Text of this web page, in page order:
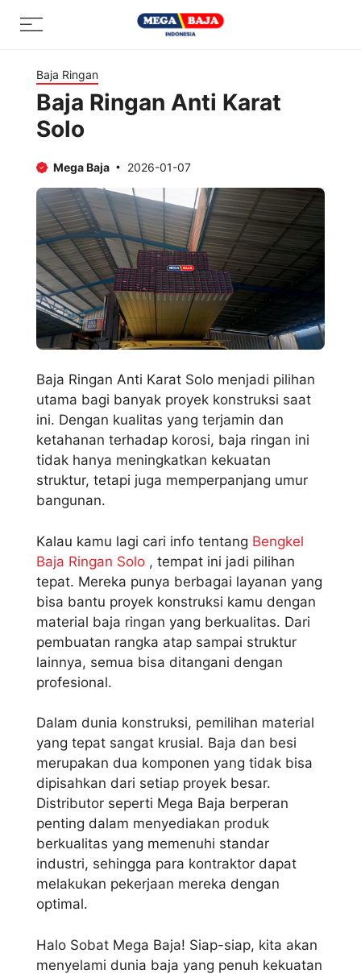
Menu
Baja Ringan
Baja Ringan Anti Karat
Solo
Mega Baja 2026-01-07
Baja Ringan Anti Karat Solo menjadi pilihan
utama bagi banyak proyek konstruksi saat
ini. Dengan kualitas yang terjamin dan
ketahanan terhadap korosi, baja ringan ini
tidak hanya meningkatkan kekuatan
struktur, tetapi juga memperpanjang umur
bangunan.
Kalau kamu lagi cari info tentang Bengkel
Baja Ringan Solo , tempat ini jadi pilihan
tepat. Mereka punya berbagai layanan yang
bisa bantu proyek konstruksi kamu dengan
material baja ringan yang berkualitas. Dari
pembuatan rangka atap sampai struktur
lainnya, semua bisa ditangani dengan
profesional.
Dalam dunia konstruksi, pemilihan material
yang tepat sangat krusial. Baja dan besi
merupakan dua komponen yang tidak bisa
dipisahkan dari setiap proyek besar.
Distributor seperti Mega Baja berperan
penting dalam menyediakan produk
berkualitas yang memenuhi standar
industri, sehingga para kontraktor dapat
melakukan pekerjaan mereka dengan
optimal.
Halo Sobat Mega Baja! Siap-siap, kita akan
menyelami dunia baja yang penuh kekuatan